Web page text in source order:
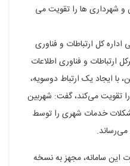
در
و شهرداری ها را تقویت می
اداره کل ارتباطات و فناوری
ارتباطات و فناوری اطلاعات
با ایجاد یک ارتباط دوسویه،
تقویت می‌کند،‌ گفت: شهربین
خدمات شهری را توسط
این سامانه، مجهز به نسخه